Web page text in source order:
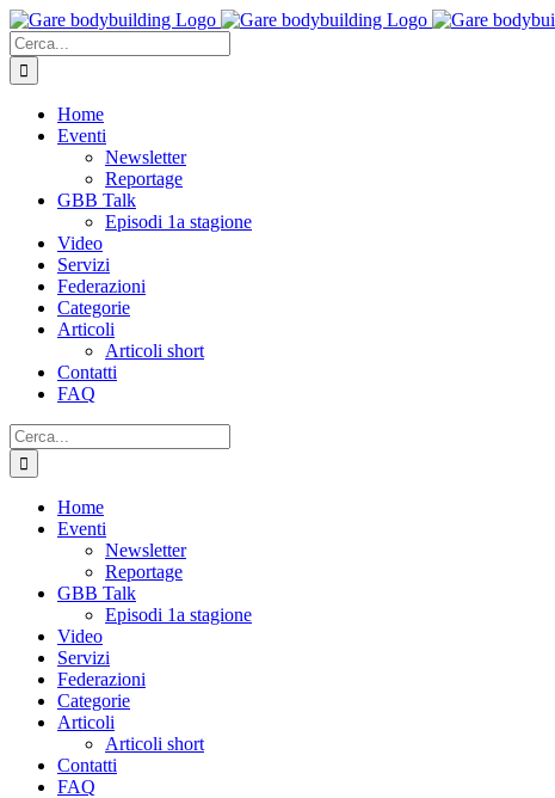
Salta
al
contenuto
Cerca
per:
Home
Eventi
Newsletter
Reportage
GBB Talk
Episodi 1a stagione
Video
Servizi
Federazioni
Categorie
Articoli
Articoli short
Contatti
FAQ
Cerca
per:
Home
Eventi
Newsletter
Reportage
GBB Talk
Episodi 1a stagione
Video
Servizi
Federazioni
Categorie
Articoli
Articoli short
Contatti
FAQ